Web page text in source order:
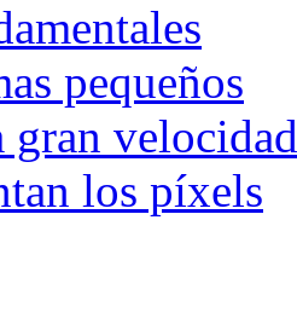
pequeños
gran velocidad
los píxels